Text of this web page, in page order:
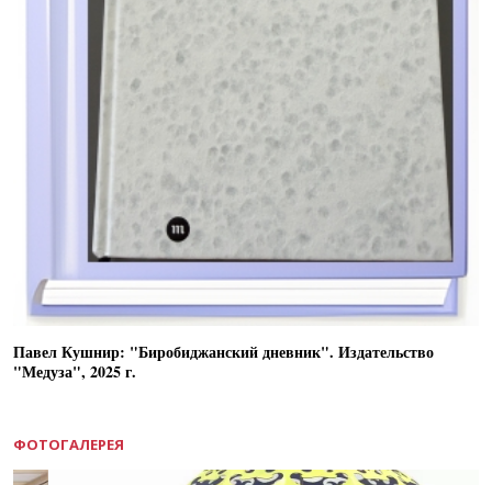
Павел Кушнир: "Биробиджанский дневник". Издательство
"Медуза", 2025 г.
ФОТОГАЛЕРЕЯ